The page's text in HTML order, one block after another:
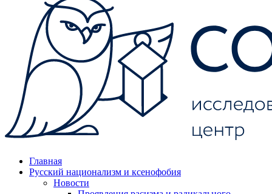
Главная
Русский национализм и ксенофобия
Новости